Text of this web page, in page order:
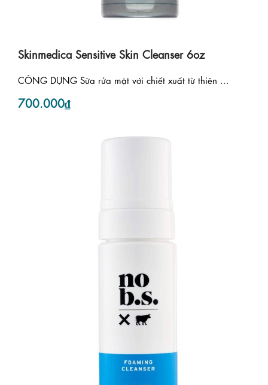
Skinmedica Sensitive Skin Cleanser 6oz
CÔNG DỤNG Sữa rửa mặt với chiết xuất từ thiên ...
700.000₫